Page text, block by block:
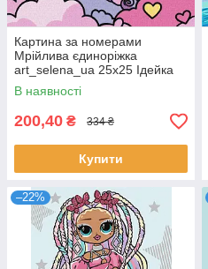
Картина за номерами
Мрійлива єдиноріжка
art_selena_ua 25х25 Ідейка
(KHO6295)
В наявності
200,40 ₴ 334 ₴
Купити
–22%